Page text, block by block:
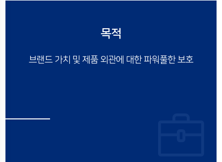
목적
브랜드 가치 및 제품 외관에 대한파워풀한 보호